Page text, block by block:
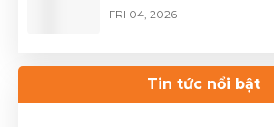
FRI 04, 2026
– Hành trình đầy trọn vẹn
FRI 04, 2026
Tin tức nổi bật